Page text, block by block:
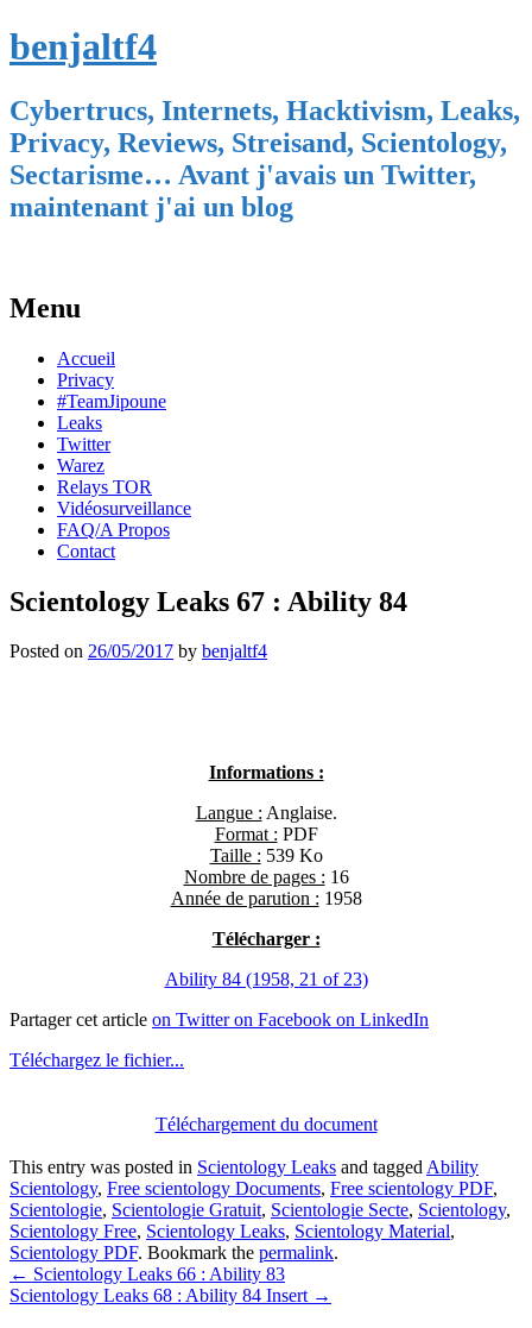
benjaltf4
Cybertrucs, Internets, Hacktivism, Leaks,
Privacy, Reviews, Streisand, Scientology,
Sectarisme… Avant j'avais un Twitter,
maintenant j'ai un blog
Menu
Skip
content
Accueil
Privacy
#TeamJipoune
Leaks
Twitter
Warez
Relays TOR
Vidéosurveillance
FAQ/A Propos
Contact
Scientology Leaks 67 : Ability 84
Posted on 26/05/2017 by benjaltf4
Informations :
Langue : Anglaise.
Format : PDF
Taille : 539 Ko
Nombre de pages : 16
Année de parution : 1958
Télécharger :
Ability 84 (1958, 21 of 23)
Partager cet article on Twitter on Facebook on LinkedIn
Téléchargez le fichier...
Téléchargement du document
This entry was posted in Scientology Leaks and taggedAbility
Scientology, Free scientology Documents, Free scientology PDF,
Scientologie, Scientologie Gratuit, Scientologie Secte, Scientology,
Scientology Free, Scientology Leaks, Scientology Material,
Scientology PDF. Bookmark the permalink.
Post
navigation
← Scientology Leaks 66 : Ability 83
Scientology Leaks 68 : Ability 84 Insert →